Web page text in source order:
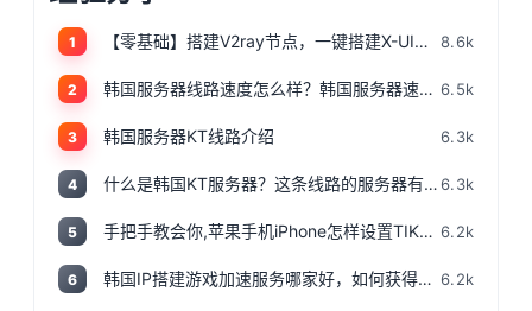
1 【零基础】搭建V2ray节点，一键搭建X-UI面板，目前最简单、最安全、最稳定的专属节点搭建方法，晚高峰高速稳定，4K秒开的科学上网 8.6k
2 韩国服务器线路速度怎么样？韩国服务器速度测评 6.5k
3 韩国服务器KT线路介绍 6.3k
4 什么是韩国KT服务器？这条线路的服务器有哪些特点？6.3k
5 手把手教会你,苹果手机iPhone怎样设置TIKTOK文的运营环境，手把手教你怎样运营海外抖音 服务器购买 6.2k
6 韩国IP搭建游戏加速服务哪家好，如何获得韩国IP 6.2k